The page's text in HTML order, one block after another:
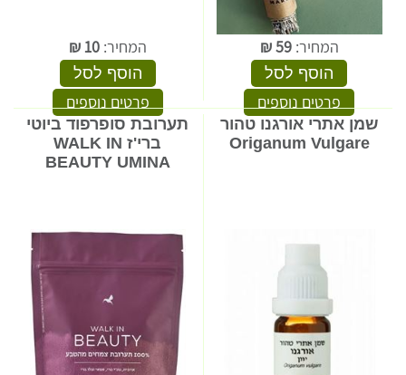
המחיר:59
₪
הוסף לסל
פרטים נוספים
המחיר:10
₪
הוסף לסל
פרטים נוספים
שמן אתרי אורגנו טהור
Origanum Vulgare
תערובת סופרפוד ביוטי
ברי'ז WALK IN
BEAUTY UMINA